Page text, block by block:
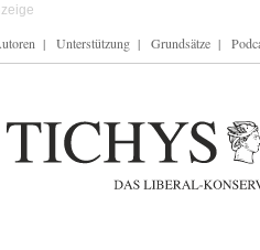
Unterstützung Grundsätze